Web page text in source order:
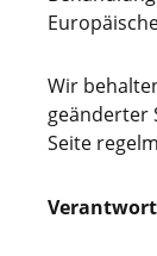
Wir
geänderter
Seite